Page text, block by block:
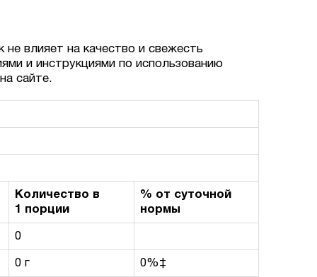
влияет на качество и свежесть
и инструкциями по использованию
сайте.
Количество в
1 порции
% от суточной
нормы
0
0 г 0%‡